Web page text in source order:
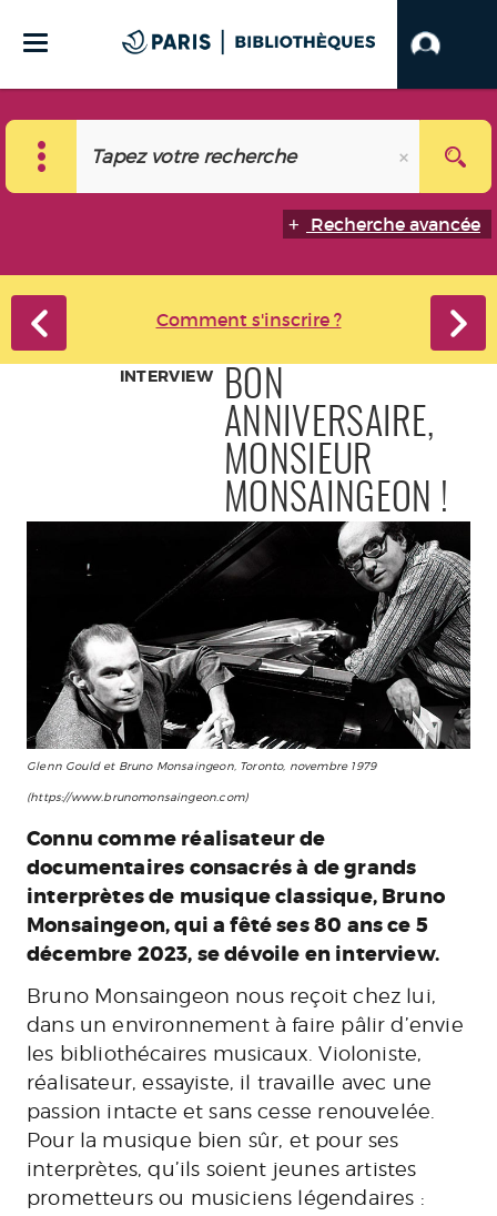
Recherche avancée
Comment s'inscrire ?
INTERVIEW
BON
ANNIVERSAIRE,
MONSIEUR
MONSAINGEON !
Glenn Gould et Bruno Monsaingeon, Toronto, novembre 1979
(https://www.brunomonsaingeon.com)
Connu comme réalisateur de
documentaires consacrés à de grands
interprètes de musique classique, Bruno
Monsaingeon, qui a fêté ses 80 ans ce 5
décembre 2023, se dévoile en interview.
Bruno Monsaingeon nous reçoit chez lui,
dans un environnement à faire pâlir d’envie
les bibliothécaires musicaux. Violoniste,
réalisateur, essayiste, il travaille avec une
passion intacte et sans cesse renouvelée.
Pour la musique bien sûr, et pour ses
interprètes, qu’ils soient jeunes artistes
prometteurs ou musiciens légendaires :